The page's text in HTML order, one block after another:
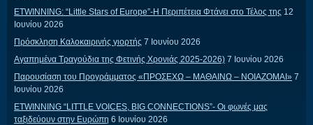
ETWINNING: “Little Stars of Europe”-Η Περιπέτεια Φτάνει στο Τέλος της 12
Ιουνίου 2026
Πρόσκληση Καλοκαιρινής γιορτής 7 Ιουνίου 2026
Αγαπημένα Τραγούδια της Φετινής Χρονιάς 2025-2026) 7 Ιουνίου 2026
Παρουσίαση του Προγράμματος «ΠΡΟΣΕΧΩ – ΜΑΘΑΙΝΩ – ΝΟΙΑΖΟΜΑΙ» 7
Ιουνίου 2026
ETWINNING “LITTLE VOICES, BIG CONNECTIONS”- Οι φωνές μας
ταξιδεύουν στην Ευρώπη 6 Ιουνίου 2026